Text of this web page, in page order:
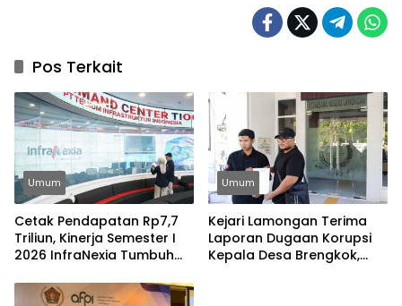
Pos Terkait
Umum
Cetak Pendapatan Rp7,7
Triliun, Kinerja Semester I
2026 InfraNexia Tumbuh
Saing Industri Digital
Umum
Kejari Lamongan Terima
Laporan Dugaan Korupsi
Kepala Desa Brengkok,